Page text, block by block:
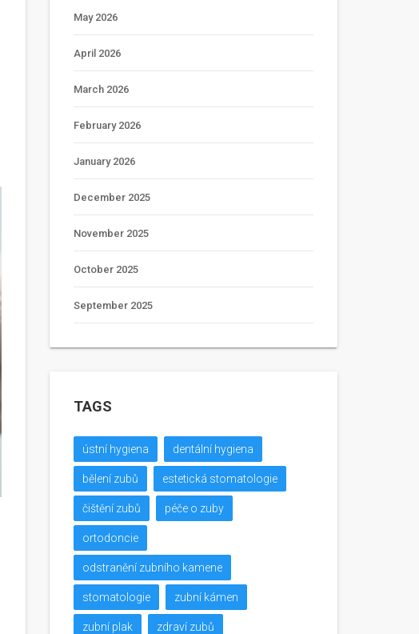
May 2026
April 2026
March 2026
February 2026
January 2026
December 2025
November 2025
October 2025
September 2025
TAGS
ústní hygiena dentální hygiena
bělení zubů estetická stomatologie
čištění zubů péče o zuby
ortodoncie
odstranění zubního kamene
stomatologie zubní kámen
zubní plak zdraví zubů